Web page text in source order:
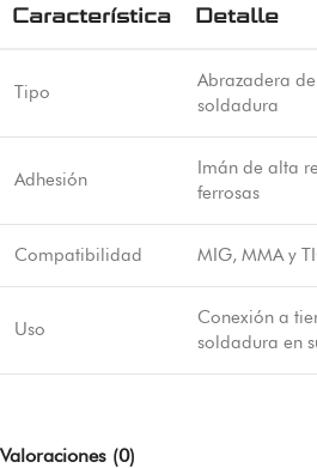
Característica Detalle
Tipo
Abrazadera
soldadura
Adhesión
Imán de alta
ferrosas
Compatibilidad MIG, MMA y
Uso
Conexión a
soldadura en
Valoraciones (0)